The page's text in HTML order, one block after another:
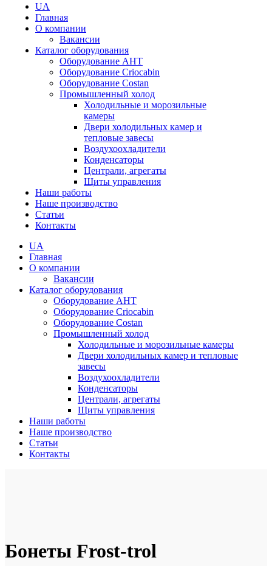
UA
Главная
О компании
Вакансии
Каталог оборудования
Оборудование AHT
Оборудование Criocabin
Оборудование Costan
Промышленный холод
Холодильные и морозильные
камеры
Двери холодильных камер и
тепловые завесы
Воздухоохладители
Конденсаторы
Централи, агрегаты
Щиты управления
Наши работы
Наше производство
Статьи
Контакты
UA
Главная
О компании
Вакансии
Каталог оборудования
Оборудование AHT
Оборудование Criocabin
Оборудование Costan
Промышленный холод
Холодильные и морозильные камеры
Двери холодильных камер и тепловые
завесы
Воздухоохладители
Конденсаторы
Централи, агрегаты
Щиты управления
Наши работы
Наше производство
Статьи
Контакты
Бонеты Frost-trol